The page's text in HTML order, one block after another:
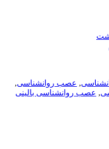
, عصب روانشناسی,
, عصب روانشناسی بالینی